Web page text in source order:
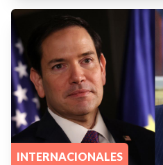
INTERNACIONALES